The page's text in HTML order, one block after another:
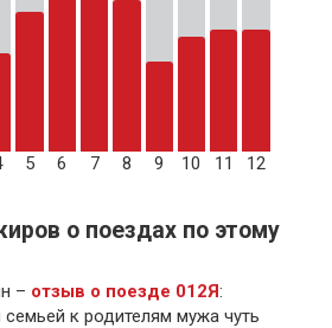
5 6 7 8 9 10 11 12
о поездах по этому
– отзыв о поезде 012Я:
семьей к родителям мужа чуть